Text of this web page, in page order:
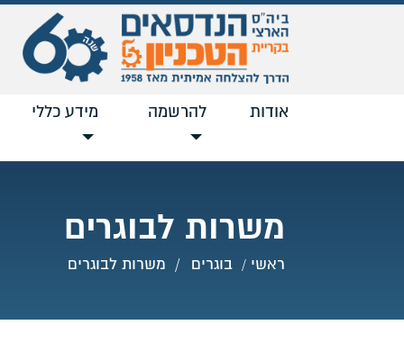
אודות להרשמה מידע כללי
משרות לבוגרים
ראשי בוגרים משרות לבוגרים